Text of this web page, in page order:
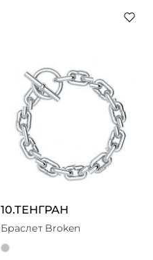
10.ТЕНГРАН
Браслет Broken